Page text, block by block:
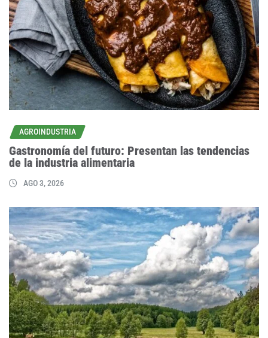
AGROINDUSTRIA
Gastronomía del futuro: Presentan las tendencias
de la industria alimentaria
AGO 3, 2026